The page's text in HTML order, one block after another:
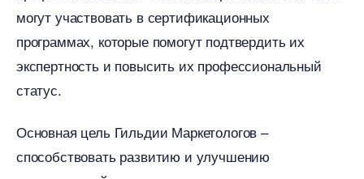
могут участвовать в сертификационных
программах, которые помогут подтвердить их
экспертность и повысить их профессиональный
статус.​
Основная цель Гильдии Маркетологов –
способствовать развитию и улучшению